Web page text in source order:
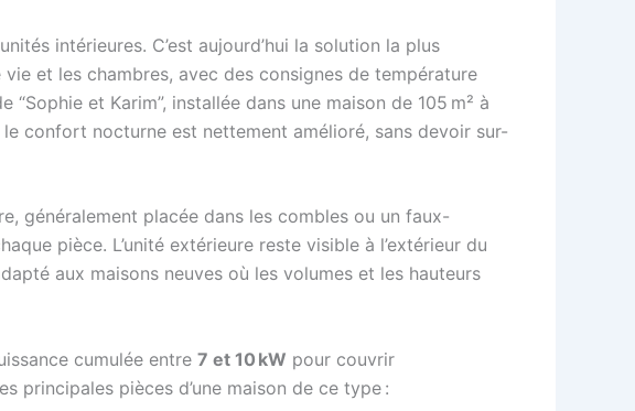
intérieures. C’est aujourd’hui la solution la plus
et les chambres, avec des consignes de température
et Karim”, installée dans une maison de 105 m² à
confort nocturne est nettement amélioré, sans devoir sur-
généralement placée dans les combles ou un faux-
pièce. L’unité extérieure reste visible à l’extérieur du
aux maisons neuves où les volumes et les hauteurs
cumulée entre 7 et 10 kW pour couvrir
principales pièces d’une maison de ce type :